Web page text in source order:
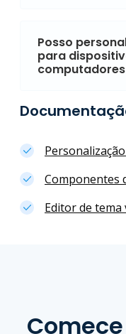
Posso
para
Componentes
Editor de tema